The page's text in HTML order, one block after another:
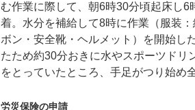
む作業に際して、朝6時30分頃起床し
着。水分を補給して8時に作業（服装
ボン・安全靴・ヘルメット）を開始し
たため約30分おきに水やスポーツドリ
をとっていたところ、手足がつり始め
労災保険の申請